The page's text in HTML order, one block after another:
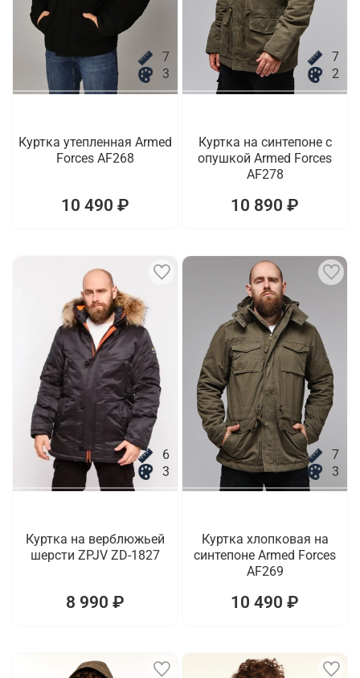
7
3
Куртка утепленная Armed
Forces AF268
10 490 ₽
7
2
Куртка на синтепоне с
опушкой Armed Forces
AF278
10 890 ₽
6
3
Куртка на верблюжьей
шерсти ZPJV ZD-1827
8 990 ₽
7
3
Куртка хлопковая на
синтепоне Armed Forces
AF269
10 490 ₽